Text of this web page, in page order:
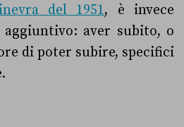
del 1951, è invece
aver subito, o
di poter subire, specifici